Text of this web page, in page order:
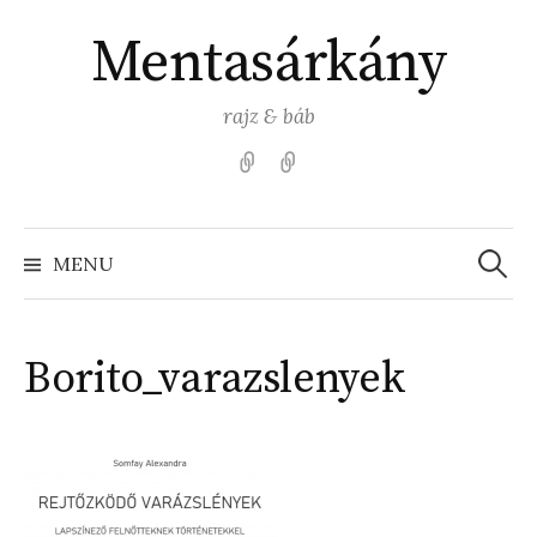
contentMentasárkány
rajz & báb
Kezdőlap
MENU
Search
for:
Borito_varazslenyek